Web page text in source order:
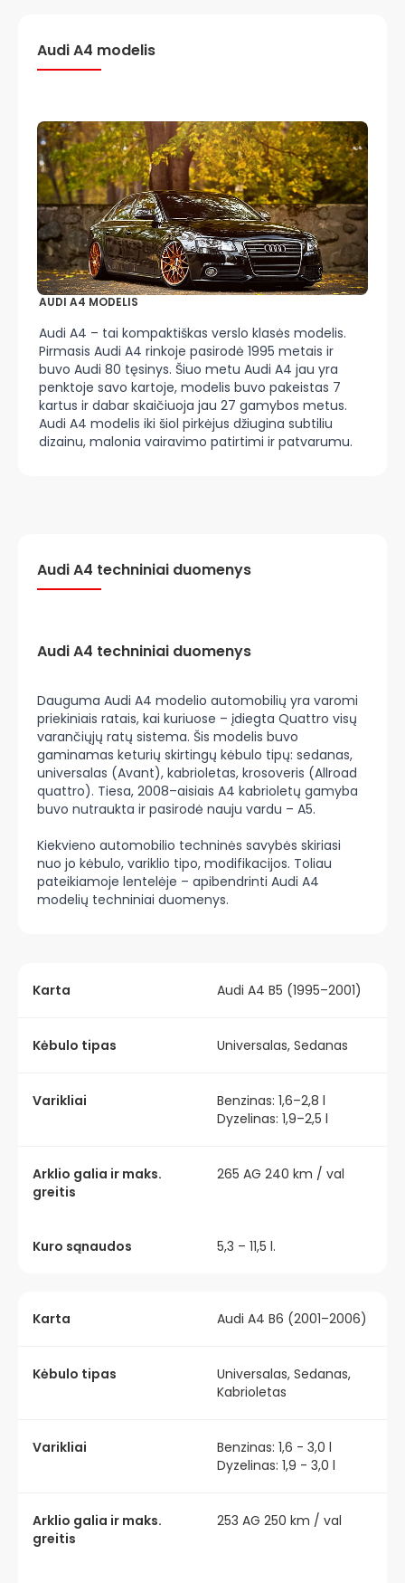
Audi A4 modelis
AUDI A4 MODELIS
Audi A4 – tai kompaktiškas verslo klasės modelis.
Pirmasis Audi A4 rinkoje pasirodė 1995 metais ir
buvo Audi 80 tęsinys. Šiuo metu Audi A4 jau yra
penktoje savo kartoje, modelis buvo pakeistas 7
kartus ir dabar skaičiuoja jau 27 gamybos metus.
Audi A4 modelis iki šiol pirkėjus džiugina subtiliu
dizainu, malonia vairavimo patirtimi ir patvarumu.
Audi A4 techniniai duomenys
Audi A4 techniniai duomenys
Dauguma Audi A4 modelio automobilių yra varomi
priekiniais ratais, kai kuriuose – įdiegta Quattro visų
varančiųjų ratų sistema. Šis modelis buvo
gaminamas keturių skirtingų kėbulo tipų: sedanas,
universalas (Avant), kabrioletas, krosoveris (Allroad
quattro). Tiesa, 2008–aisiais A4 kabrioletų gamyba
buvo nutraukta ir pasirodė nauju vardu – A5.
Kiekvieno automobilio techninės savybės skiriasi
nuo jo kėbulo, variklio tipo, modifikacijos. Toliau
pateikiamoje lentelėje – apibendrinti Audi A4
modelių techniniai duomenys.
Karta Audi A4 B5 (1995–2001)
Kėbulo tipas Universalas, Sedanas
Varikliai
Benzinas: 1,6–2,8 l
Dyzelinas: 1,9–2,5 l
Arklio galia ir maks.
greitis
265 AG 240 km / val
Kuro sąnaudos 5,3 – 11,5 l.
Karta Audi A4 B6 (2001–2006)
Kėbulo tipas
Universalas, Sedanas,
Kabrioletas
Varikliai
Benzinas: 1,6 - 3,0 l
Dyzelinas: 1,9 - 3,0 l
Arklio galia ir maks.
greitis
253 AG 250 km / val